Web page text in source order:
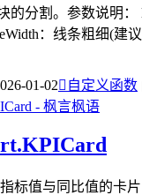
的分割。参数说明：
：线条粗细(建
01-02 自定义函数
标值与同比值的卡